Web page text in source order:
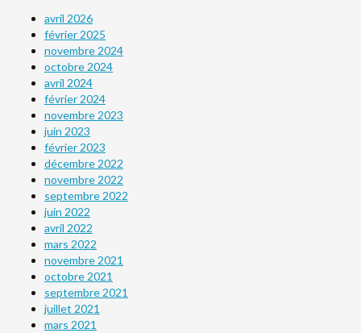
avril 2026
février 2025
novembre 2024
octobre 2024
avril 2024
février 2024
novembre 2023
juin 2023
février 2023
décembre 2022
novembre 2022
septembre 2022
juin 2022
avril 2022
mars 2022
novembre 2021
octobre 2021
septembre 2021
juillet 2021
mars 2021